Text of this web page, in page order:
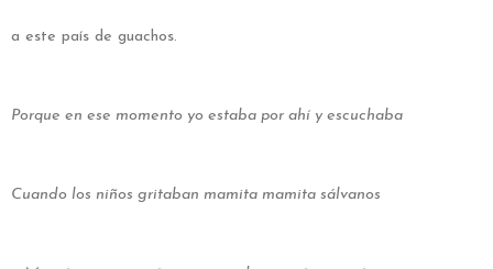
a este país de guachos.
Porque en ese momento yo estaba por ahí y escuchaba
Cuando los niños gritaban mamita mamita sálvanos